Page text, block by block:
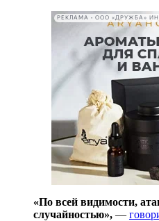
РЕКЛАМА • ООО «ДРУЖБА»
«По всей видимости,
случайностью», —